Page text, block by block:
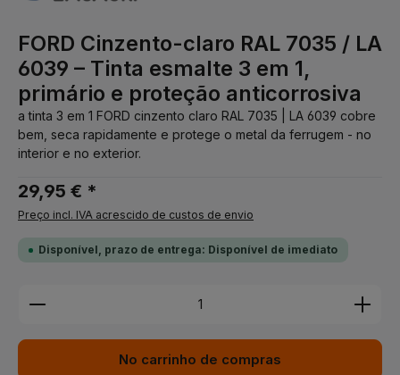
FORD Cinzento-claro RAL 7035 / LA
6039 – Tinta esmalte 3 em 1,
primário e proteção anticorrosiva
a tinta 3 em 1 FORD cinzento claro RAL 7035 | LA 6039 cobre
bem, seca rapidamente e protege o metal da ferrugem - no
interior e no exterior.
29,95 € *
Preço incl. IVA acrescido de custos de envio
Disponível, prazo de entrega: Disponível de imediato
Quantidade do Produto: Insira a quantidade
No carrinho de compras